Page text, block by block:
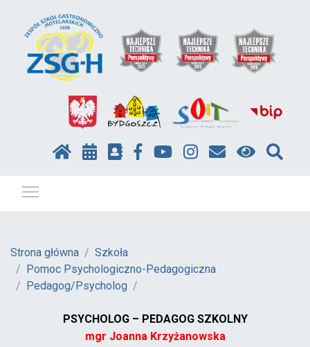
Strona główna
Szkoła
Pomoc Psychologiczno-Pedagogiczna
Pedagog/Psycholog
PSYCHOLOG – PEDAGOG SZKOLNY
mgr Joanna Krzyżanowska